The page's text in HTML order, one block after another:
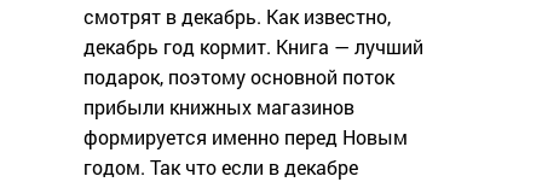
смотрят в декабрь. Как известно,
декабрь год кормит. Книга — лучший
подарок, поэтому основной поток
прибыли книжных магазинов
формируется именно перед Новым
годом. Так что если в декабре